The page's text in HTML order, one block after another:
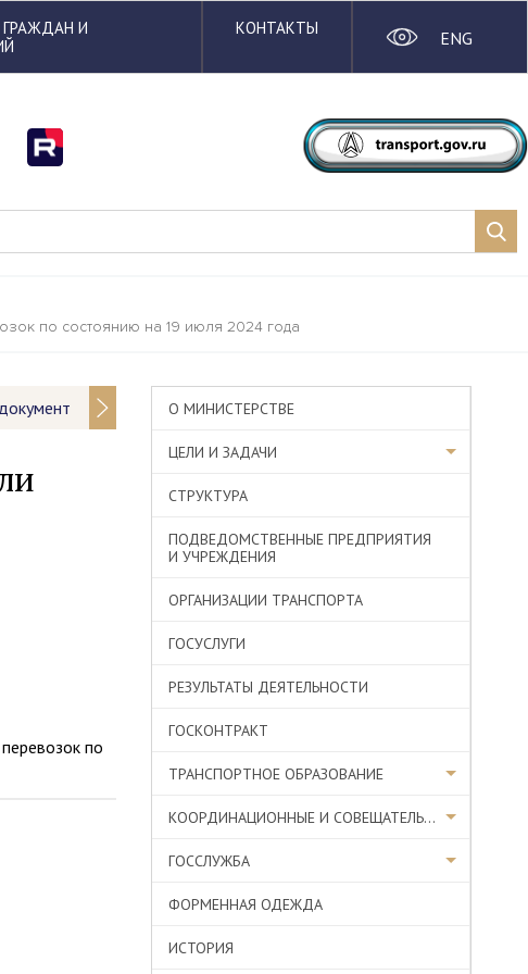
И
КОНТАКТЫ ENG
по состоянию на 19 июля 2024 года
по
О МИНИСТЕРСТВЕ
ЦЕЛИ И ЗАДАЧИ
СТРУКТУРА
ПОДВЕДОМСТВЕННЫЕ ПРЕДПРИЯТИЯ
И УЧРЕЖДЕНИЯ
ОРГАНИЗАЦИИ ТРАНСПОРТА
ГОСУСЛУГИ
РЕЗУЛЬТАТЫ ДЕЯТЕЛЬНОСТИ
ГОСКОНТРАКТ
ТРАНСПОРТНОЕ ОБРАЗОВАНИЕ
КООРДИНАЦИОННЫЕ И СОВЕЩАТЕЛЬНЫЕ ОРГАНЫ
ГОССЛУЖБА
ФОРМЕННАЯ ОДЕЖДА
ИСТОРИЯ